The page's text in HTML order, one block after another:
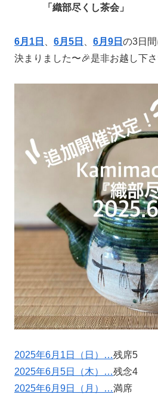
「織部尽くし茶会」
6月1日 6月5日 6月9日 の3日間
決まりました〜🎉是非お越し下さ
2025年6月1日（日）…残席5
2025年6月5日（木）…残念4
2025年6月9日（月）…満席